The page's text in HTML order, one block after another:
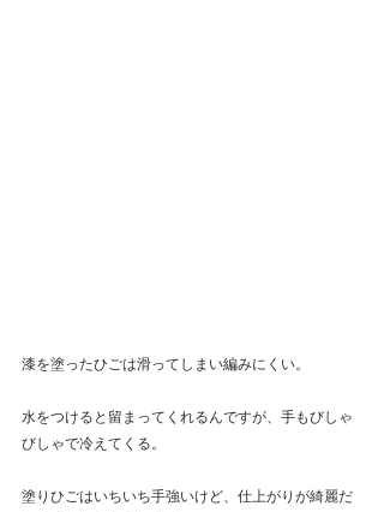
漆を塗ったひごは滑ってしまい編みにくい。
水をつけると留まってくれるんですが、手もびしゃ
びしゃで冷えてくる。
塗りひごはいちいち手強いけど、仕上がりが綺麗だ